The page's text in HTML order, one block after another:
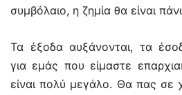
συμβόλαιο, η ζημία θα είναι
Τα έξοδα αυξάνονται, τα
για εμάς που είμαστε
είναι πολύ μεγάλο. Θα πας σε